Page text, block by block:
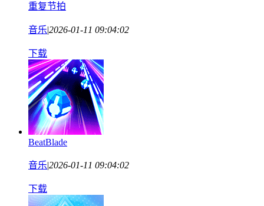
重复节拍
音乐|2026-01-11 09:04:02
下载
BeatBlade
音乐|2026-01-11 09:04:02
下载